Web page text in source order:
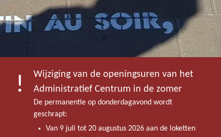
Wijziging van de openingsuren van het
Administratief Centrum in de zomer
De permanentie op donderdagavond wordt
geschrapt:
Van 9 juli tot 20 augustus 2026 aan de loketten